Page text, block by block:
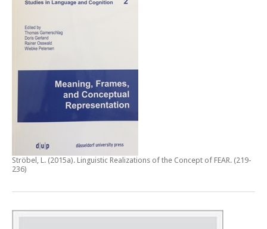
Ströbel, L. (2015a). Linguistic Realizations of the Concept of FEAR. (219-
236)